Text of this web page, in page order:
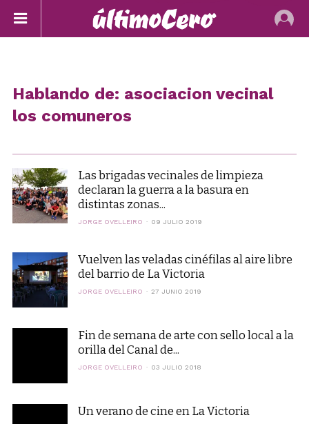
Hablando de: asociacion vecinal
los comuneros
Las brigadas vecinales de limpieza
declaran la guerra a la basura en
distintas zonas...
JORGE OVELLEIRO 09 JULIO 2019
Vuelven las veladas cinéfilas al aire libre
del barrio de La Victoria
JORGE OVELLEIRO 27 JUNIO 2019
Fin de semana de arte con sello local a la
orilla del Canal de...
JORGE OVELLEIRO 03 JULIO 2018
Un verano de cine en La Victoria